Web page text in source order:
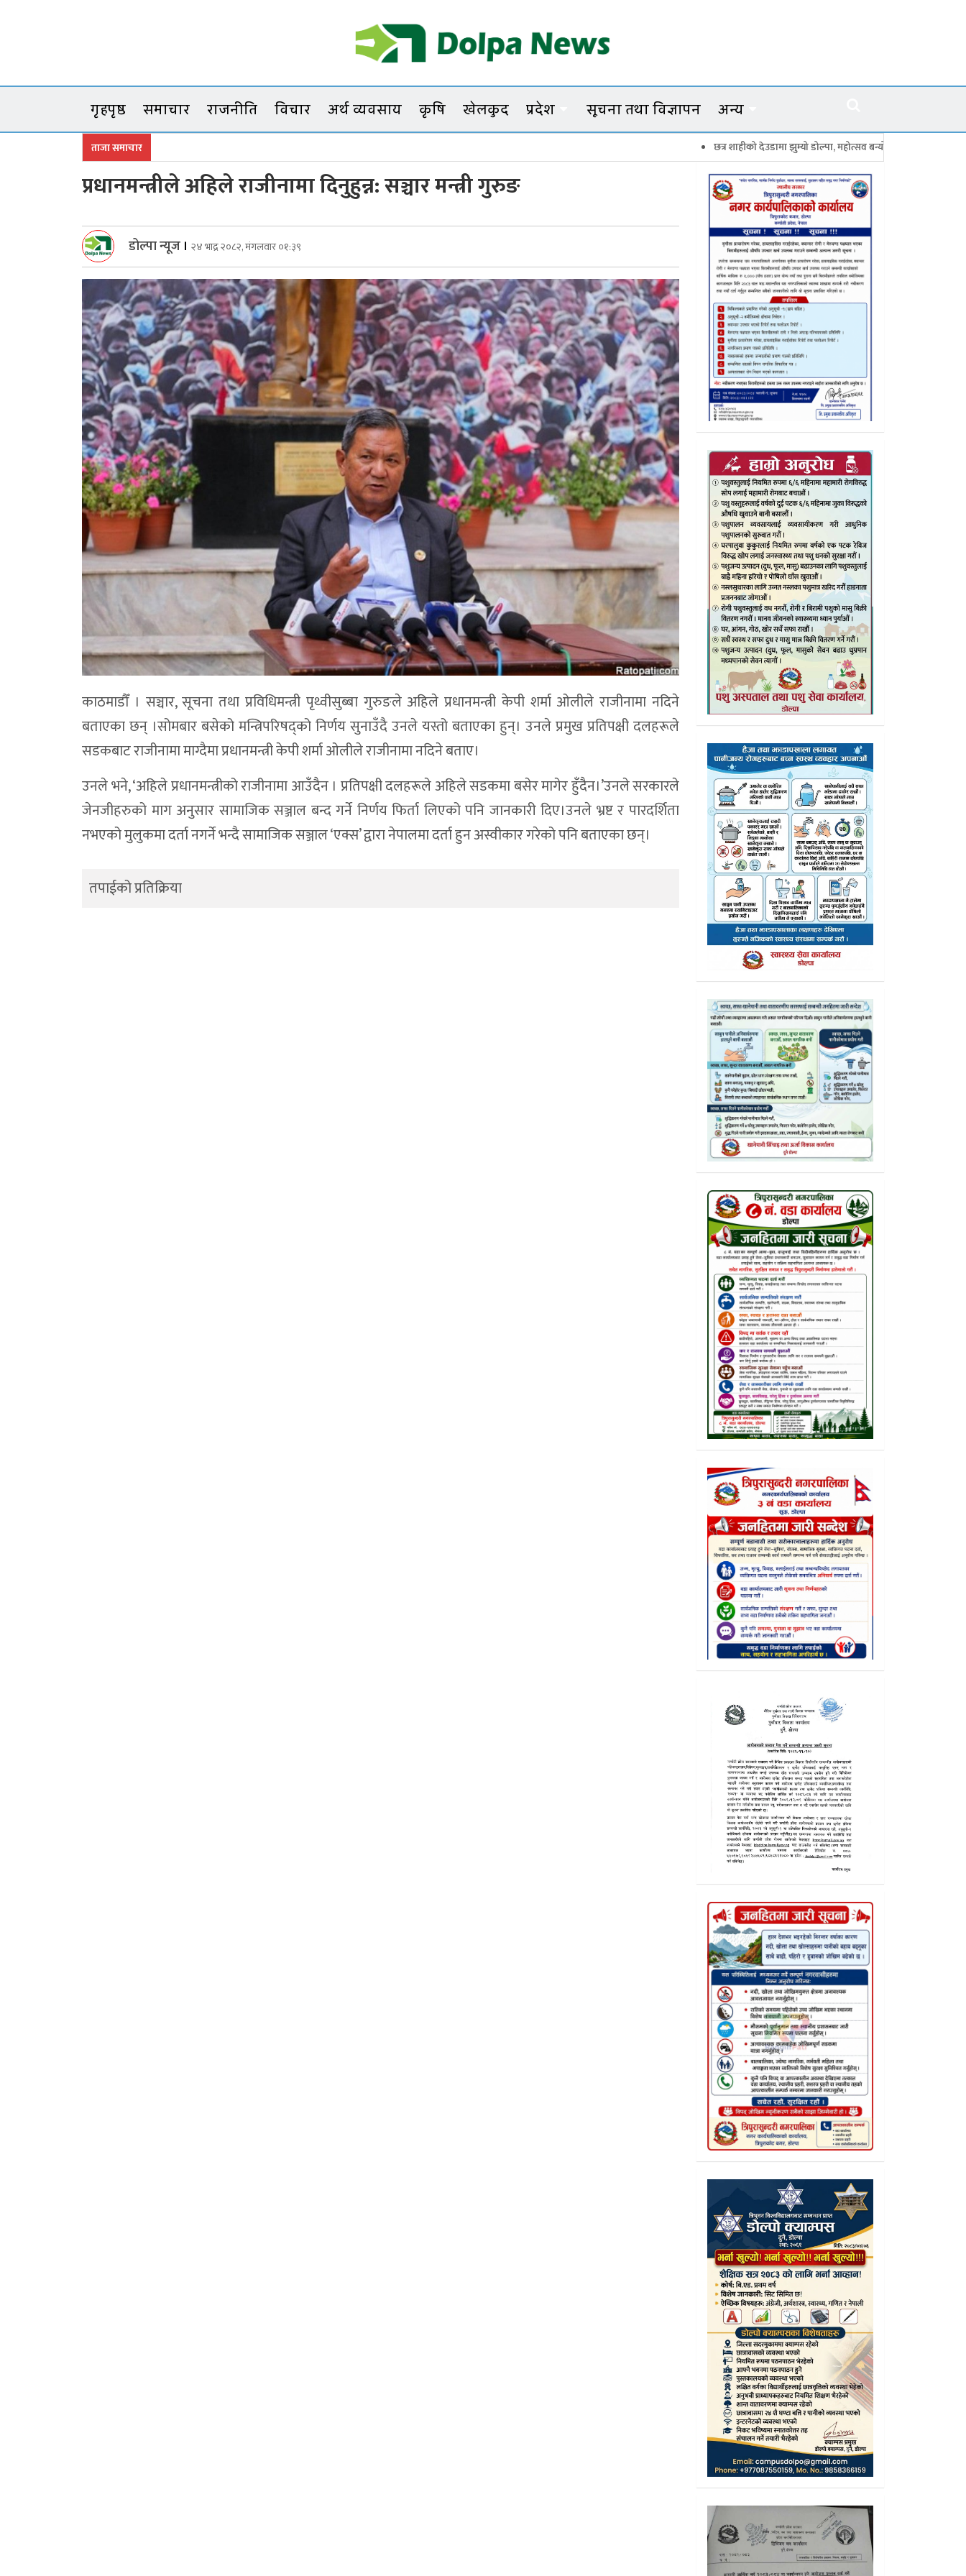
Dolpanews
गृहपृष्ठ समाचार राजनीति विचार अर्थ व्यवसाय कृषि खेलकुद प्रदेश सूचना तथा विज्ञापन अन्य
ताजा समाचार छत्र शाहीको देउडामा झुम्यो डोल्पा, महोत्सव बन्यो कर्णालीको सांगीतिक उत्सव
प्रधानमन्त्रीले अहिले राजीनामा दिनुहुन्न: सञ्चार मन्त्री गुरुङ
डोल्पा न्यूज । २४ भाद्र २०८२, मंगलवार ०१:३९
काठमाडौँ । सञ्चार, सूचना तथा प्रविधिमन्त्री पृथ्वीसुब्बा गुरुङले अहिले प्रधानमन्त्री केपी शर्मा ओलीले राजीनामा नदिने
बताएका छन् ।सोमबार बसेको मन्त्रिपरिषद्को निर्णय सुनाउँदै उनले यस्तो बताएका हुन्। उनले प्रमुख प्रतिपक्षी दलहरूले
सडकबाट राजीनामा माग्दैमा प्रधानमन्त्री केपी शर्मा ओलीले राजीनामा नदिने बताए।
उनले भने, ‘अहिले प्रधानमन्त्रीको राजीनामा आउँदैन । प्रतिपक्षी दलहरूले अहिले सडकमा बसेर मागेर हुँदैन।’उनले सरकारले
जेनजीहरुको माग अनुसार सामाजिक सञ्जाल बन्द गर्ने निर्णय फिर्ता लिएको पनि जानकारी दिए।उनले भ्रष्ट र पारदर्शिता
नभएको मुलुकमा दर्ता नगर्ने भन्दै सामाजिक सञ्जाल ‘एक्स’ द्वारा नेपालमा दर्ता हुन अस्वीकार गरेको पनि बताएका छन्।
तपाईको प्रतिक्रिया